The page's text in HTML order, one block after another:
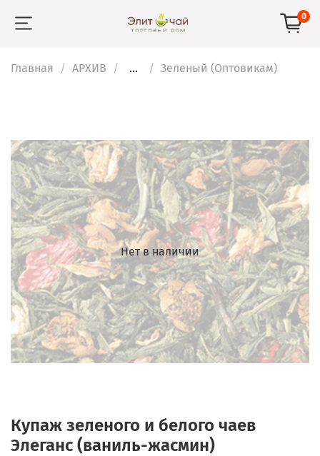
0
Главная АРХИВ ... Зеленый (Оптовикам)
Нет в наличии
Купаж зеленого и белого чаев
Элеганс (ваниль-жасмин)